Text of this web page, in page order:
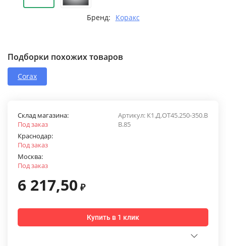
Бренд: Коракс
Подборки похожих товаров
Corax
Артикул: К1.Д.ОТ45.250-350.В
В.85
Склад магазина:
Под заказ
Краснодар:
Под заказ
Москва:
Под заказ
6 217,50 ₽
Купить в 1 клик